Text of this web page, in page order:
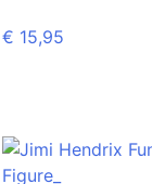
€ 15,95